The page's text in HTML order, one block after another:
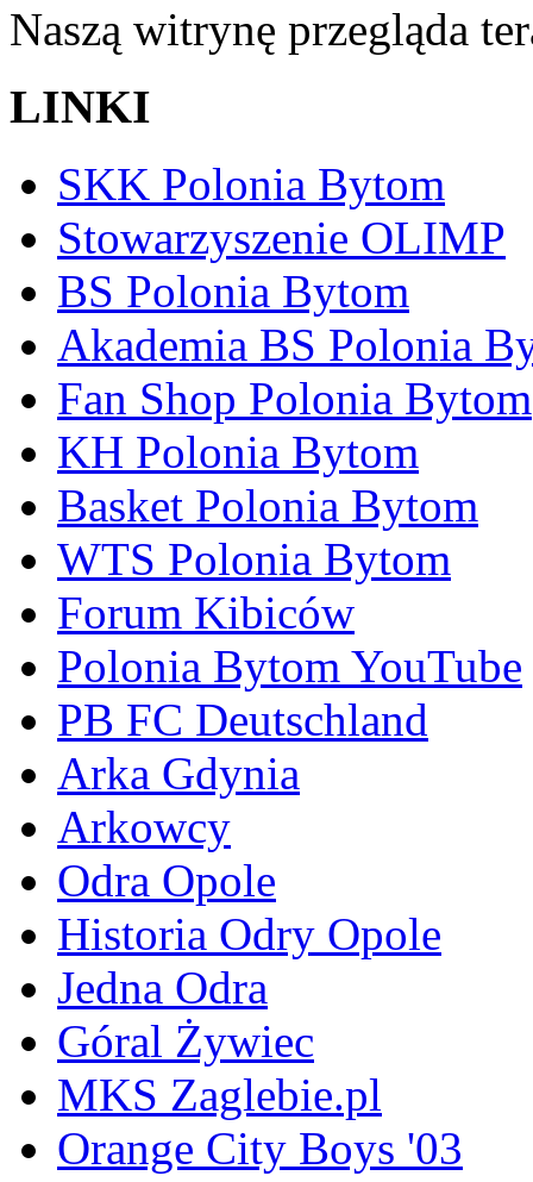
Naszą witrynę przegląda
LINKI
SKK Polonia Bytom
Stowarzyszenie OLIMP
BS Polonia Bytom
Akademia BS Polonia
Fan Shop Polonia Bytom
KH Polonia Bytom
Basket Polonia Bytom
WTS Polonia Bytom
Forum Kibiców
Polonia Bytom YouTube
PB FC Deutschland
Arka Gdynia
Arkowcy
Odra Opole
Historia Odry Opole
Jedna Odra
Góral Żywiec
MKS Zaglebie.pl
Orange City Boys '03